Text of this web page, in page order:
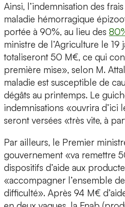
Ainsi, l’indemnisation des
maladie hémorragique
portée à 90%, au lieu des
ministre de l’Agriculture le 19
totaliseront 50 M€, ce qui
première mise», selon M.
maladie est susceptible de
dégâts au printemps. Le
indemnisations «ouvrira d’ici
seront versées «très vite, à
Par ailleurs, le Premier
gouvernement «va remettre
dispositifs d’aide aux
«accompagner l’ensemble
difficulté». Après 94 M€